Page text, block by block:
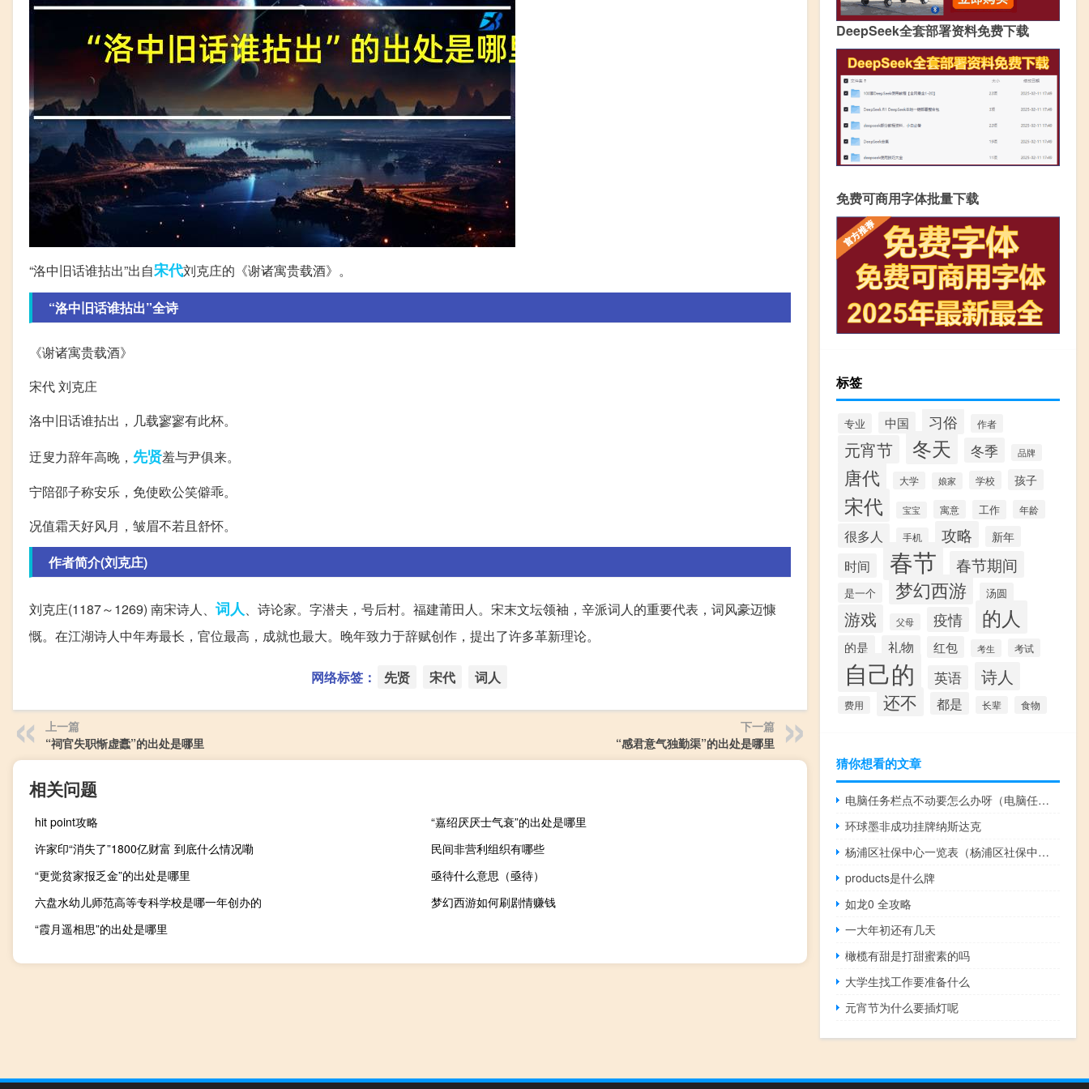
“洛中旧话谁拈出”出自宋代刘克庄的《谢诸寓贵载酒》。
“洛中旧话谁拈出”全诗
《谢诸寓贵载酒》
宋代 刘克庄
洛中旧话谁拈出，几载寥寥有此杯。
迂叟力辞年高晚， 先贤羞与尹俱来。
宁陪邵子称安乐，免使欧公笑僻乖。
况值霜天好风月，皱眉不若且舒怀。
作者简介(刘克庄)
刘克庄(1187～1269) 南宋诗人、 词人、诗论家。字潜夫，号后村。福建莆田人。宋末文坛领袖，辛派词人的重要代表，词风豪迈慷
慨。在江湖诗人中年寿最长，官位最高，成就也最大。晚年致力于辞赋创作，提出了许多革新理论。
网络标签： 先贤 宋代 词人
上一篇
“祠官失职惭虚蠹”的出处是哪里
下一篇
“感君意气独勤渠”的出处是哪里
相关问题
hit point攻略
“嘉绍厌厌士气衰”的出处是哪里
许家印“消失了”1800亿财富 到底什么情况嘞
民间非营利组织有哪些
“更觉贫家报乏金”的出处是哪里
亟待什么意思（亟待）
六盘水幼儿师范高等专科学校是哪一年创办的
梦幻西游如何刷剧情赚钱
“霞月遥相思”的出处是哪里
DeepSeek全套部署资料免费下载
免费可商用字体批量下载
标签
专业 中国 习俗 作者
元宵节 冬天 冬季 品牌
唐代 大学 娘家 学校 孩子
宋代 宝宝 寓意 工作 年龄
很多人 手机 攻略 新年
时间 春节 春节期间
是一个 梦幻西游 汤圆
游戏 父母 疫情 的人
的是 礼物 红包 考生 考试
自己的 英语 诗人
费用 还不 都是 长辈 食物
猜你想看的文章
电脑任务栏点不动要怎么办呀（电脑任务栏点不动怎么办）
环球墨非成功挂牌纳斯达克
杨浦区社保中心一览表（杨浦区社保中心）
products是什么牌
如龙0 全攻略
一大年初还有几天
橄榄有甜是打甜蜜素的吗
大学生找工作要准备什么
元宵节为什么要插灯呢